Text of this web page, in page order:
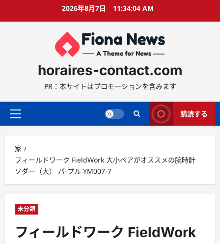
2026年8月7日 11:34:05 AM
horaires-contact.com
PR：本サイトはプロモーションを含みます
プ
マ
リ
ー
メ
ュ
購読する
家
フィールドワーク FieldWork 大小ペアがオススメの腕時計
ソダー（大） パ-プル YM007-7
未分類
フィールドワーク FieldWork